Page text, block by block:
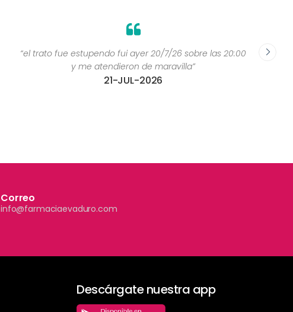
“el trato fue estupendo fui ayer 20/7/26 sobre las 20:00
y me atendieron de maravilla”
21-JUL-2026
Correo
info@farmaciaevaduro.com
Descárgate nuestra app